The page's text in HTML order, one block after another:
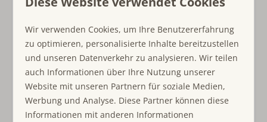
Kinderhochstuhl
Lage Unterkunft
Privatsphäre
Freistehende Unterkunft im Ferienpark
Prinsenhof
Privatsphäre. Dernahe Strand und die Dünensind
schnell zu erreichen, ebenso wie das Zentrum von
Ouddorp. Ideal für Naturliebhaber und Ruhesuchende.
Warum Ouddorp?
Ouddorp liegt auf der Insel Goeree-Overflakkee und ist
bekannt für seine weitenSandstrände, die
Wir verwenden Cookies, um Ihre Benutzererfahrung
zu optimieren, personalisierte Inhalte bereitzustellen
und unseren Datenverkehr zu analysieren. Wir teilen
auch Informationen über Ihre Nutzung unserer
Website mit unseren Partnern für soziale Medien,
Werbung und Analyse. Diese Partner können diese
Informationen mit anderen Informationen